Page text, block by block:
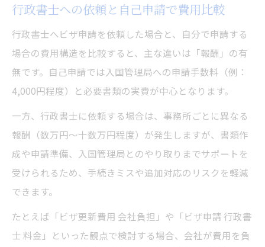
行政書士への依頼と自己申請で費用比較
行政書士へビザ申請を依頼した場合と、自分で申請する
場合の費用構造を比較すると、主な違いは「報酬」の有
無です。自己申請では入国管理局への申請手数料（例：
4,000円程度）と必要書類の実費が中心となります。
一方、行政書士に依頼する場合は、事務所ごとに異なる
報酬（数万円〜十数万円程度）が発生しますが、書類作
成や申請準備、入国管理局とのやり取りまでサポートを
受けられるため、手続きミスや追加対応のリスクを軽減
できます。
たとえば「ビザ更新費用 会社負担」や「ビザ申請 行政書
士 料金」といった観点で検討する場合、会社が費用を負